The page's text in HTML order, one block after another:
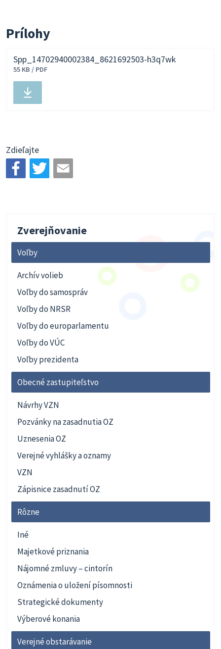
Prílohy
Stiahnuť
súbor
Spp_14702940002384_8621692503-h3q7wk
55 KB / PDF
Zdieľajte
Zverejňovanie
Voľby
Archív volieb
Voľby do samospráv
Voľby do NRSR
Voľby do europarlamentu
Voľby do VÚC
Voľby prezidenta
Obecné zastupiteľstvo
Návrhy VZN
Pozvánky na zasadnutia OZ
Uznesenia OZ
Verejné vyhlášky a oznamy
VZN
Zápisnice zasadnutí OZ
Rôzne
Iné
Majetkové priznania
Nájomné zmluvy – cintorín
Oznámenia o uložení písomnosti
Strategické dokumenty
Výberové konania
Verejné obstarávanie